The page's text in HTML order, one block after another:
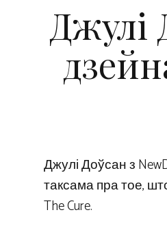
Джулі
Джулі Доўсан з
таксама пра тое,
The Cure.